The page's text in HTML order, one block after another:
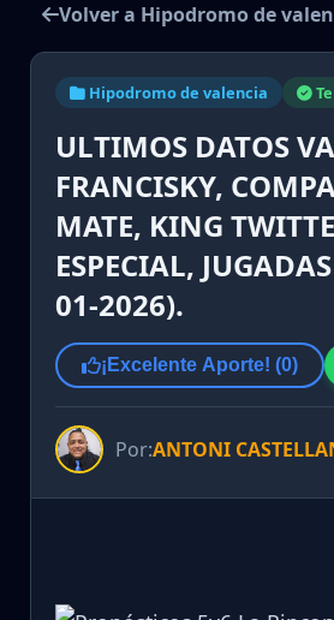
Volver a Hipodromo de
Hipodromo de valencia
ULTIMOS DATOS
FRANCISKY,
MATE, KING
ESPECIAL,
01-2026).
¡Excelente Aporte! (0)
Por:ANTONI